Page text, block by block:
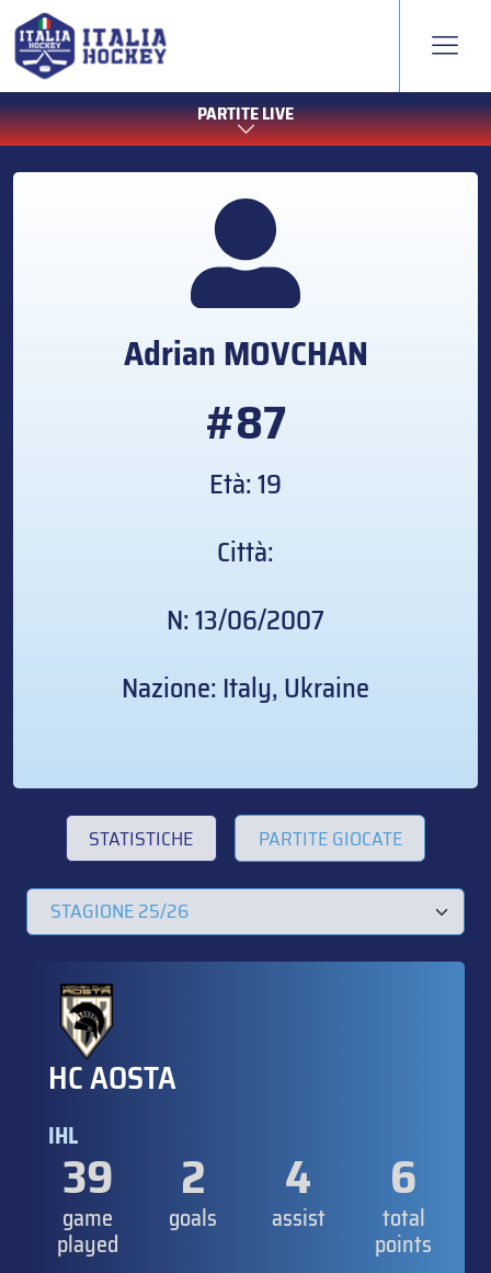
PARTITE LIVE
AdrianMOVCHAN
#87
Età: 19
Città:
N: 13/06/2007
Nazione: Italy, Ukraine
STATISTICHE PARTITE GIOCATE
HC AOSTA
IHL
39
game
played
2
goals
4
assist
6
total
points